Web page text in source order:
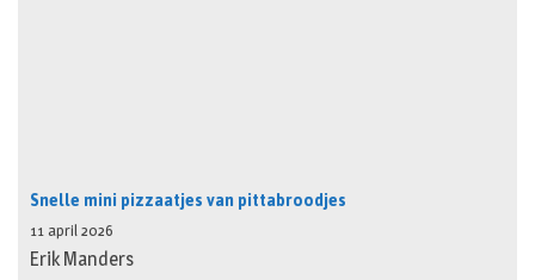
Snelle mini pizzaatjes van pittabroodjes
11 april 2026
Erik Manders